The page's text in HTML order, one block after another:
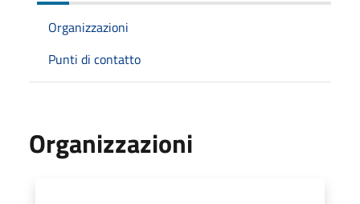
Organizzazioni
Punti di contatto
Organizzazioni